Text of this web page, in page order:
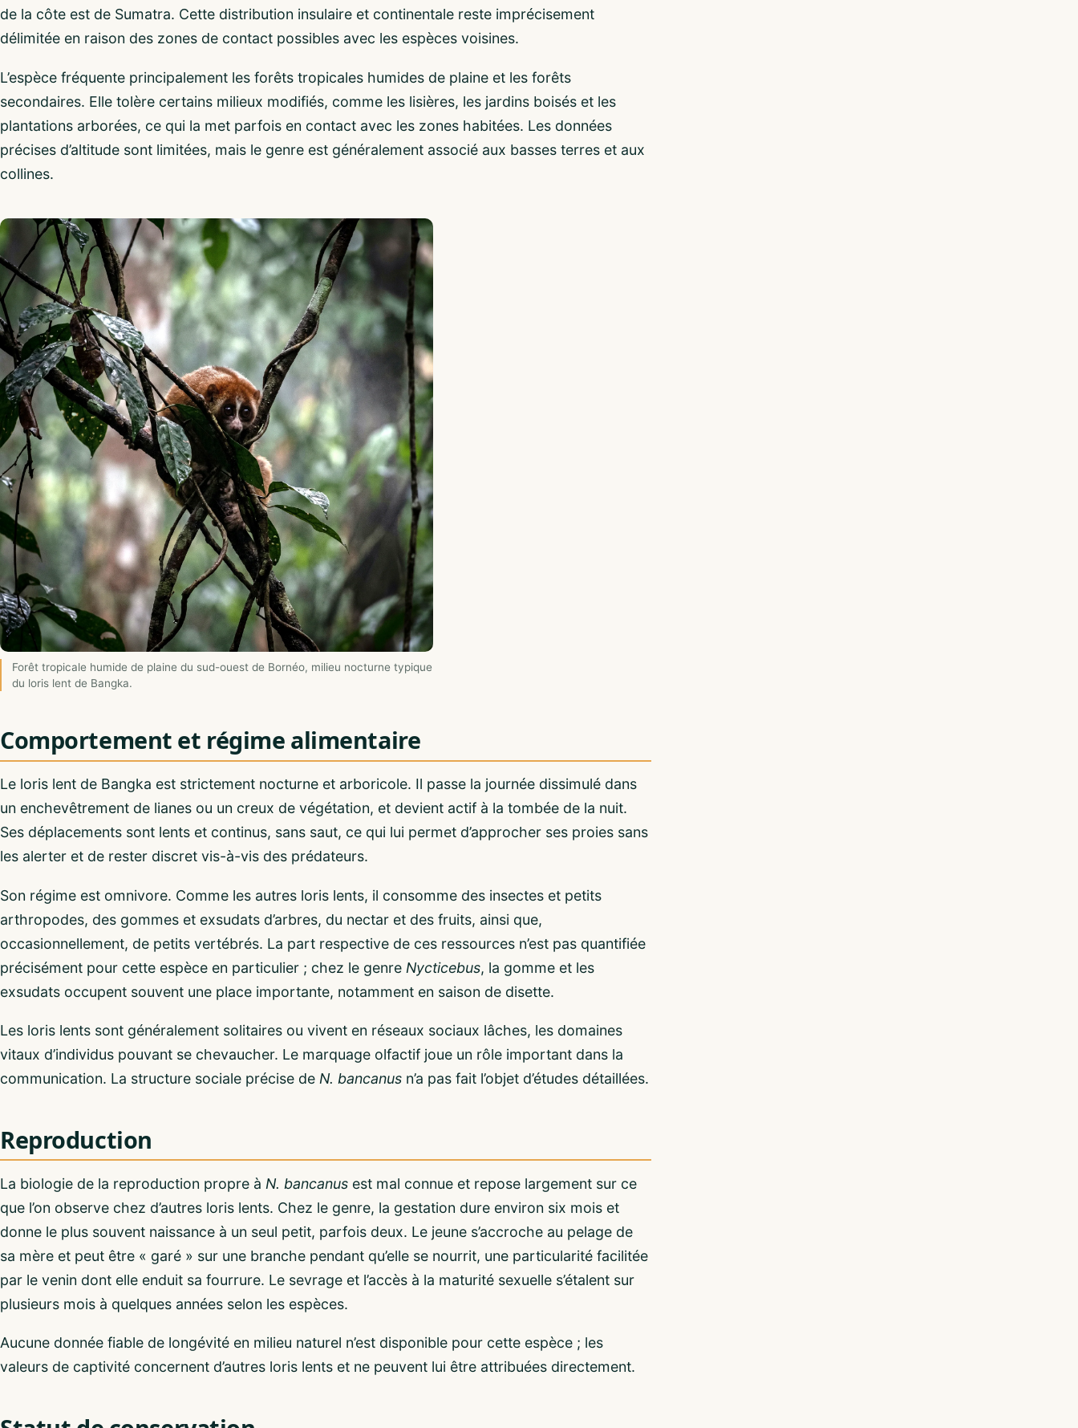
de la côte est de Sumatra. Cette distribution insulaire et continentale reste imprécisement
délimitée en raison des zones de contact possibles avec les espèces voisines.
L’espèce fréquente principalement les forêts tropicales humides de plaine et les forêts
secondaires. Elle tolère certains milieux modifiés, comme les lisières, les jardins boisés et les
plantations arborées, ce qui la met parfois en contact avec les zones habitées. Les données
précises d’altitude sont limitées, mais le genre est généralement associé aux basses terres et aux
collines.
Forêt tropicale humide de plaine du sud-ouest de Bornéo, milieu nocturne typique
du loris lent de Bangka.
Comportement et régime alimentaire
Le loris lent de Bangka est strictement nocturne et arboricole. Il passe la journée dissimulé dans
un enchevêtrement de lianes ou un creux de végétation, et devient actif à la tombée de la nuit.
Ses déplacements sont lents et continus, sans saut, ce qui lui permet d’approcher ses proies sans
les alerter et de rester discret vis-à-vis des prédateurs.
Son régime est omnivore. Comme les autres loris lents, il consomme des insectes et petits
arthropodes, des gommes et exsudats d’arbres, du nectar et des fruits, ainsi que,
occasionnellement, de petits vertébrés. La part respective de ces ressources n’est pas quantifiée
précisément pour cette espèce en particulier ; chez le genre Nycticebus, la gomme et les
exsudats occupent souvent une place importante, notamment en saison de disette.
Les loris lents sont généralement solitaires ou vivent en réseaux sociaux lâches, les domaines
vitaux d’individus pouvant se chevaucher. Le marquage olfactif joue un rôle important dans la
communication. La structure sociale précise de N. bancanus n’a pas fait l’objet d’études détaillées.
Reproduction
La biologie de la reproduction propre à N. bancanus est mal connue et repose largement sur ce
que l’on observe chez d’autres loris lents. Chez le genre, la gestation dure environ six mois et
donne le plus souvent naissance à un seul petit, parfois deux. Le jeune s’accroche au pelage de
sa mère et peut être « garé » sur une branche pendant qu’elle se nourrit, une particularité facilitée
par le venin dont elle enduit sa fourrure. Le sevrage et l’accès à la maturité sexuelle s’étalent sur
plusieurs mois à quelques années selon les espèces.
Aucune donnée fiable de longévité en milieu naturel n’est disponible pour cette espèce ; les
valeurs de captivité concernent d’autres loris lents et ne peuvent lui être attribuées directement.